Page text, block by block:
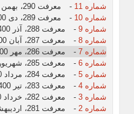
شماره 11
-
معرفت 290، بهمن 1400
شماره 10
-
معرفت 289، دی 1400
شماره 9
-
معرفت 288، آذر 1400
شماره 8
-
معرفت 287، آبان 1400
شماره 7
-
معرفت 286، مهر 1400
شماره 6
-
معرفت 285، شهریور 1400
شماره 5
-
معرفت 284، مرداد 1400
شماره 4
-
معرفت 283، تیر 1400
شماره 3
-
معرفت 282، خرداد 1400
شماره 2
-
معرفت 281، اردیبهشت 1400